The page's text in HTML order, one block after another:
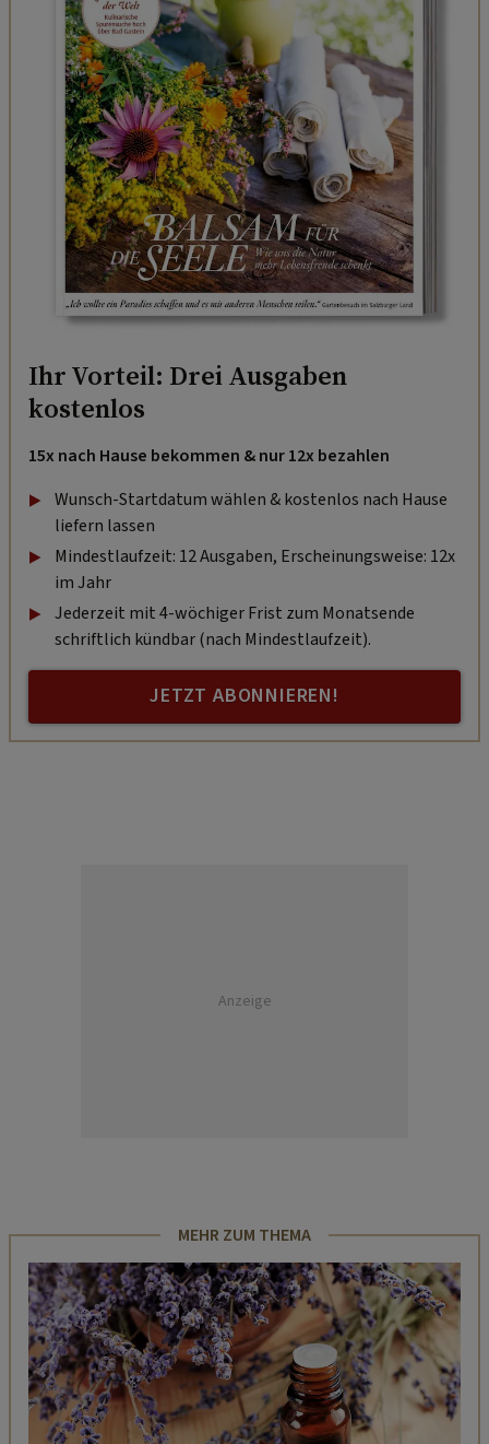
Ihr Vorteil: Drei Ausgaben
kostenlos
15x nach Hause bekommen & nur 12x bezahlen
Wunsch-Startdatum wählen & kostenlos nach Hause
liefern lassen
Mindestlaufzeit: 12 Ausgaben, Erscheinungsweise: 12x
im Jahr
Jederzeit mit 4-wöchiger Frist zum Monatsende
schriftlich kündbar (nach Mindestlaufzeit).
JETZT ABONNIEREN!
Anzeige
MEHR ZUM THEMA